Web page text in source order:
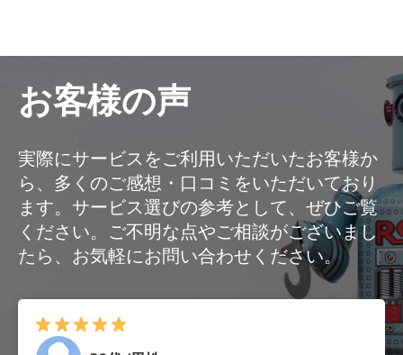
お客様の声
実際にサービスをご利用いただいたお客様か
ら、多くのご感想・口コミをいただいており
ます。サービス選びの参考として、ぜひご覧
ください。ご不明な点やご相談がございまし
たら、お気軽にお問い合わせください。